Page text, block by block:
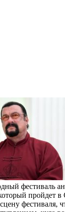
фестиваль
пройдет в
фестиваля,